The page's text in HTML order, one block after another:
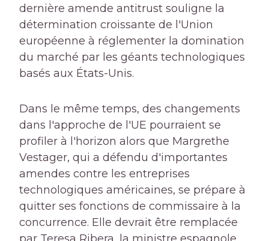
dernière amende antitrust souligne la
détermination croissante de l'Union
européenne à réglementer la domination
du marché par les géants technologiques
basés aux États-Unis.
Dans le même temps, des changements
dans l'approche de l'UE pourraient se
profiler à l'horizon alors que Margrethe
Vestager, qui a défendu d'importantes
amendes contre les entreprises
technologiques américaines, se prépare à
quitter ses fonctions de commissaire à la
concurrence. Elle devrait être remplacée